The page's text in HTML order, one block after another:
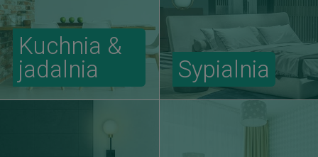
Kuchnia &
jadalnia
Sypialnia